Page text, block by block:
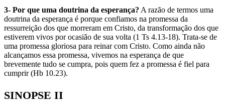
3- Por que uma doutrina da esperança? A razão de termos uma
doutrina da esperança é porque confiamos na promessa da
ressurreição dos que morreram em Cristo, da transformação dos que
estiverem vivos por ocasião de sua volta (1 Ts 4.13-18). Trata-se de
uma promessa gloriosa para reinar com Cristo. Como ainda não
alcançamos essa promessa, vivemos na esperança de que
brevemente tudo se cumpra, pois quem fez a promessa é fiel para
cumprir (Hb 10.23).
SINOPSE II